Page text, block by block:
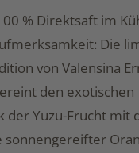
% Direktsaft im
Die
von Valensina
den exotischen
der Yuzu-Frucht mit
sonnengereifter